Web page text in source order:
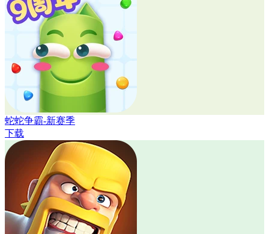
蛇蛇争霸-新赛季
下载